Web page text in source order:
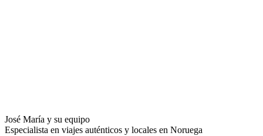
José María y su equipo
Especialista en viajes auténticos y locales en Noruega